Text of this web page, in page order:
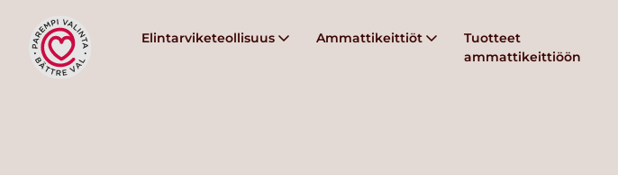
Elintarviketeollisuus Ammattikeittiöt
Tuotteet
ammattikeittiöön